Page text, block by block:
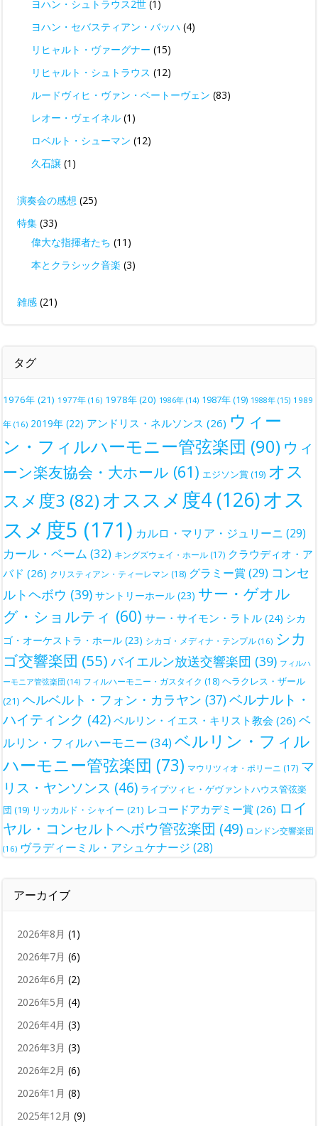
ヨハン・シュトラウス2世 (1)
ヨハン・セバスティアン・バッハ (4)
リヒャルト・ヴァーグナー (15)
リヒャルト・シュトラウス (12)
ルードヴィヒ・ヴァン・ベートーヴェン (83)
レオー・ヴェイネル (1)
ロベルト・シューマン (12)
久石譲 (1)
演奏会の感想 (25)
特集 (33)
偉大な指揮者たち (11)
本とクラシック音楽 (3)
雑感 (21)
タグ
1976年 (21) 1977年 (16) 1978年(20) 1986年 (14) 1987年(19) 1988年 (15) 1989
年 (16) 2019年 (22) アンドリス・ネルソンス (26) ウィー
ン・フィルハーモニー管弦楽団 (90) ウィ
ーン楽友協会・大ホール (61) エジソン賞(19) オス
スメ度3 (82) オススメ度4 (126)オス
スメ度5 (171) カルロ・マリア・ジュリーニ (29)
カール・ベーム (32) キングズウェイ・ホール (17) クラウディオ・ア
バド (26) クリスティアン・ティーレマン (18) グラミー賞 (29) コンセ
ルトヘボウ (39) サントリーホール (23) サー・ゲオル
グ・ショルティ (60) サー・サイモン・ラトル (24) シカ
ゴ・オーケストラ・ホール (23) シカゴ・メディナ・テンプル (16) シカ
ゴ交響楽団 (55) バイエルン放送交響楽団 (39) フィルハ
ーモニア管弦楽団 (14) フィルハーモニー・ガスタイク (18) ヘラクレス・ザール
(21) ヘルベルト・フォン・カラヤン (37)ベルナルト・
ハイティンク (42) ベルリン・イエス・キリスト教会 (26) ベ
ルリン・フィルハーモニー (34)ベルリン・フィル
ハーモニー管弦楽団 (73) マウリツィオ・ポリーニ (17) マ
リス・ヤンソンス (46) ライプツィヒ・ゲヴァントハウス管弦楽
団 (19) リッカルド・シャイー (21) レコードアカデミー賞 (26) ロイ
ヤル・コンセルトヘボウ管弦楽団 (49) ロンドン交響楽団
(16) ヴラディーミル・アシュケナージ (28)
アーカイブ
2026年8月 (1)
2026年7月 (6)
2026年6月 (2)
2026年5月 (4)
2026年4月 (3)
2026年3月 (3)
2026年2月 (6)
2026年1月 (8)
2025年12月 (9)